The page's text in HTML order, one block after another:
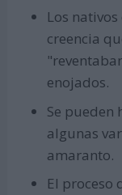
Los
creencia
enojados.
Se pueden
algunas
amaranto.
El proceso